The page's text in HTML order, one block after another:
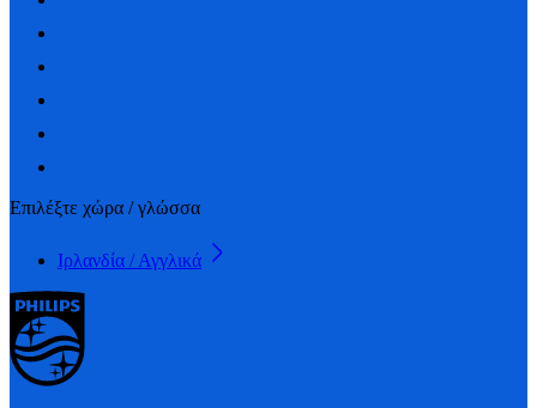
Επιλέξτε χώρα / γλώσσα
Ιρλανδία / Αγγλικά